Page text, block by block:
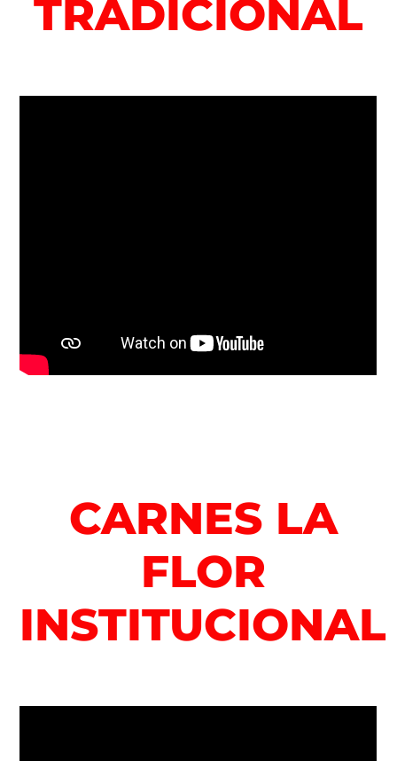
TRADICIONAL
CARNES LA
FLOR
INSTITUCIONAL